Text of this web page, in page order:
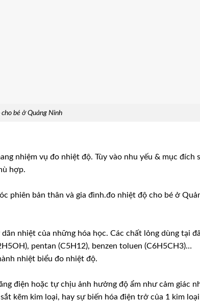
bé ở Quảng Ninh
nhiệm vụ đo nhiệt độ. Tùy vào nhu yếu & mục đích
hợp.
phiên bản thân và gia đình.đo nhiệt độ cho bé ở
nhiệt của những hóa học. Các chất lỏng dùng tại
pentan (C5H12), benzen toluen (C6H5CH3)…
nhiệt biểu đo nhiệt độ.
điện hoặc tự chịu ảnh hưởng độ ẩm như cảm giác
kẽm kim loại, hay sự biến hóa điện trở của 1 kim